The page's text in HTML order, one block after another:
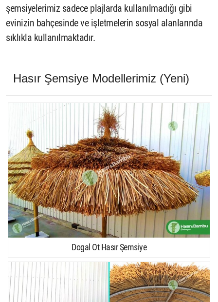
şemsiyelerimiz sadece plajlarda kullanılmadığı gibi
evinizin bahçesinde ve işletmelerin sosyal alanlarında
sıklıkla kullanılmaktadır.
Hasır Şemsiye Modellerimiz (Yeni)
Dogal Ot Hasır Şemsiye